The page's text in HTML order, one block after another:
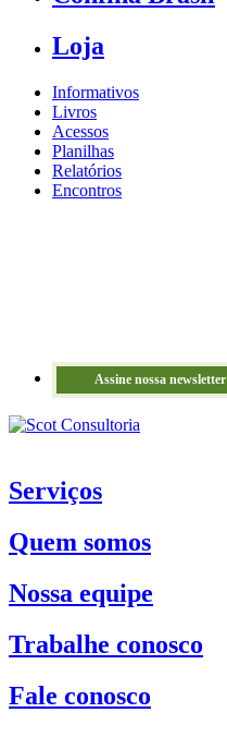
Loja
Informativos
Livros
Acessos
Planilhas
Relatórios
Encontros
Assine nossa newsletter
Serviços
Quem somos
Nossa equipe
Trabalhe conosco
Fale conosco